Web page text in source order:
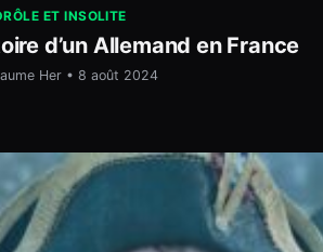
ET INSOLITE
d’un Allemand en France
Her • 8 août 2024